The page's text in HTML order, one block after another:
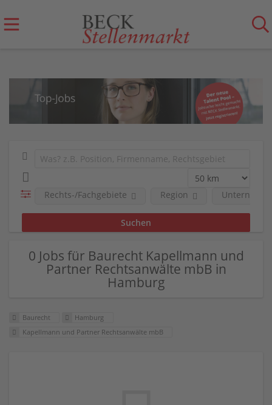
Rechts-/Fachgebiete Region
0 Jobs für Baurecht Kapellmann und
Partner Rechtsanwälte mbB in
Hamburg
Baurecht
Hamburg
Kapellmann und Partner Rechtsanwälte mbB